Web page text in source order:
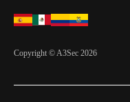
Copyright © A3Sec 2026